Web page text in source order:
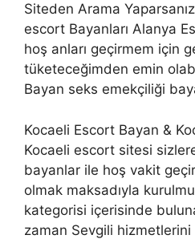
Siteden Arama
escort Bayanları Alanya
hoş anları geçirmem için
tüketeceğimden emin
Bayan seks emekçiliği
Kocaeli Escort Bayan &
Kocaeli escort sitesi
bayanlar ile hoş vakit
olmak maksadıyla
kategorisi içerisinde
zaman Sevgili